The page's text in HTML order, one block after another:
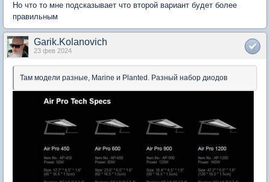
Но что то мне подсказывает что второй вариант будет более
правильным
Garik.Kolanovich
23 фев 2024
Там модели разные, Marine и Planted. Разный набор диодов